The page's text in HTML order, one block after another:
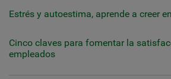
Estrés y autoestima, aprende a creer
Cinco claves para fomentar la
empleados